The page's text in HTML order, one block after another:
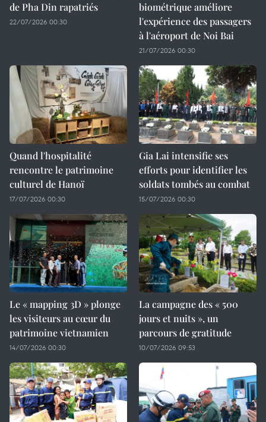
de Pha Din rapatriés
22/07/2026 00:30
biométrique améliore
l'expérience des passagers
à l'aéroport de Noi Bai
21/07/2026 00:30
Quand l'hospitalité
rencontre le patrimoine
culturel de Hanoï
17/07/2026 00:30
Gia Lai intensifie ses
efforts pour identifier les
soldats tombés au combat
15/07/2026 00:30
Le « mapping 3D » plonge
les visiteurs au cœur du
patrimoine vietnamien
14/07/2026 00:30
La campagne des « 500
jours et nuits », un
parcours de gratitude
10/07/2026 09:53